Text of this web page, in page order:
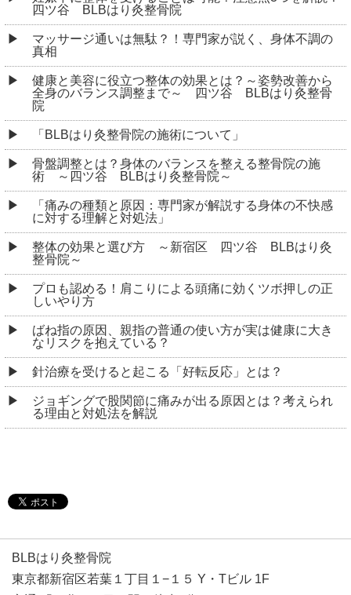
四ツ谷 BLBはり灸整骨院
マッサージ通いは無駄？！専門家が説く、身体不調の
真相
健康と美容に役立つ整体の効果とは？～姿勢改善から
全身のバランス調整まで～ 四ツ谷 BLBはり灸整骨
院
「BLBはり灸整骨院の施術について」
骨盤調整とは？身体のバランスを整える整骨院の施
術 ～四ツ谷 BLBはり灸整骨院～
「痛みの種類と原因：専門家が解説する身体の不快感
に対する理解と対処法」
整体の効果と選び方 ～新宿区 四ツ谷 BLBはり灸
整骨院～
プロも認める！肩こりによる頭痛に効くツボ押しの正
しいやり方
ばね指の原因、親指の普通の使い方が実は健康に大き
なリスクを抱えている？
針治療を受けると起こる「好転反応」とは？
ジョギングで股関節に痛みが出る原因とは？考えられ
る理由と対処法を解説
BLBはり灸整骨院
東京都新宿区若葉１丁目１−１５ Y・Tビル 1F